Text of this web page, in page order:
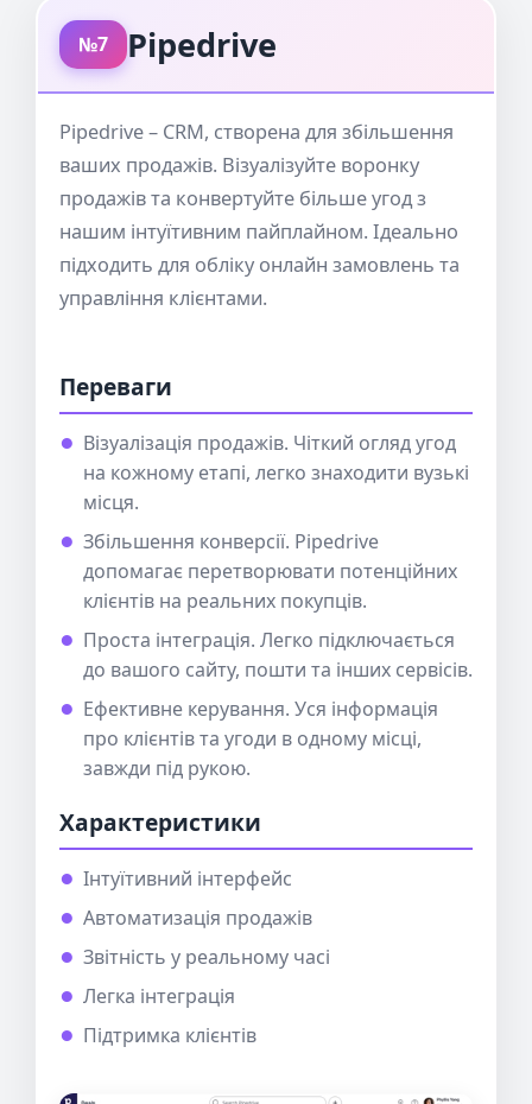
№7 Pipedrive
Pipedrive – CRM, створена для збільшення
ваших продажів. Візуалізуйте воронку
продажів та конвертуйте більше угод з
нашим інтуїтивним пайплайном. Ідеально
підходить для обліку онлайн замовлень та
управління клієнтами.
Переваги
Візуалізація продажів. Чіткий огляд угод
на кожному етапі, легко знаходити вузькі
місця.
Збільшення конверсії. Pipedrive
допомагає перетворювати потенційних
клієнтів на реальних покупців.
Проста інтеграція. Легко підключається
до вашого сайту, пошти та інших сервісів.
Ефективне керування. Уся інформація
про клієнтів та угоди в одному місці,
завжди під рукою.
Характеристики
Інтуїтивний інтерфейс
Автоматизація продажів
Звітність у реальному часі
Легка інтеграція
Підтримка клієнтів